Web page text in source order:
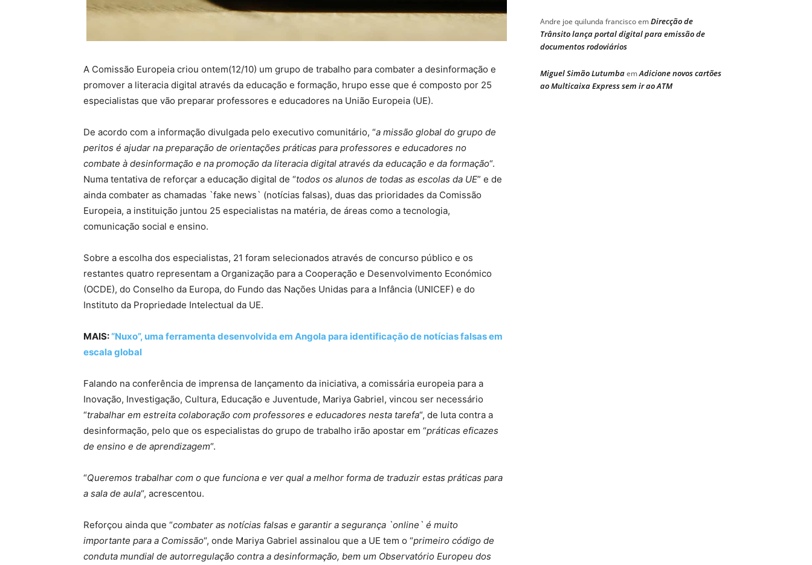
A Comissão Europeia criou ontem(12/10) um grupo de trabalho para combater a desinformação e
promover a literacia digital através da educação e formação, hrupo esse que é composto por 25
especialistas que vão preparar professores e educadores na União Europeia (UE).
De acordo com a informação divulgada pelo executivo comunitário, “a missão global do grupo de
peritos é ajudar na preparação de orientações práticas para professores e educadores no
combate à desinformação e na promoção da literacia digital através da educação e da formação“.
Numa tentativa de reforçar a educação digital de “todos os alunos de todas as escolas da UE” e de
ainda combater as chamadas `fake news` (notícias falsas), duas das prioridades da Comissão
Europeia, a instituição juntou 25 especialistas na matéria, de áreas como a tecnologia,
comunicação social e ensino.
Sobre a escolha dos especialistas, 21 foram selecionados através de concurso público e os
restantes quatro representam a Organização para a Cooperação e Desenvolvimento Económico
(OCDE), do Conselho da Europa, do Fundo das Nações Unidas para a Infância (UNICEF) e do
Instituto da Propriedade Intelectual da UE.
MAIS:“Nuxo”, uma ferramenta desenvolvida em Angola para identificação de notícias falsas em
escala global
Falando na conferência de imprensa de lançamento da iniciativa, a comissária europeia para a
Inovação, Investigação, Cultura, Educação e Juventude, Mariya Gabriel, vincou ser necessário
“trabalhar em estreita colaboração com professores e educadores nesta tarefa“, de luta contra a
desinformação, pelo que os especialistas do grupo de trabalho irão apostar em “práticas eficazes
de ensino e de aprendizagem“.
“Queremos trabalhar com o que funciona e ver qual a melhor forma de traduzir estas práticas para
a sala de aula“, acrescentou.
Reforçou ainda que “combater as notícias falsas e garantir a segurança `online` é muito
importante para a Comissão“, onde Mariya Gabriel assinalou que a UE tem o “primeiro código de
conduta mundial de autorregulação contra a desinformação, bem um Observatório Europeu dos
Andre joe quilunda franciscoemDirecção de
Trânsito lança portal digital para emissão de
documentos rodoviários
Miguel Simão LutumbaemAdicione novos cartões
ao Multicaixa Express sem ir ao ATM